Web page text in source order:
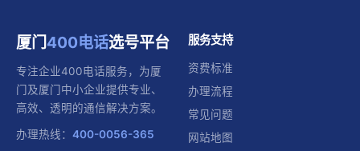
厦门400电话选号平台
专注企业400电话服务，为厦
门及厦门中小企业提供专业、
高效、透明的通信解决方案。
办理热线： 400-0056-365
服务支持
资费标准
办理流程
常见问题
网站地图